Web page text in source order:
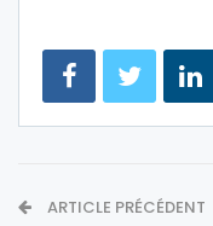
ARTICLE PRÉCÉDENT